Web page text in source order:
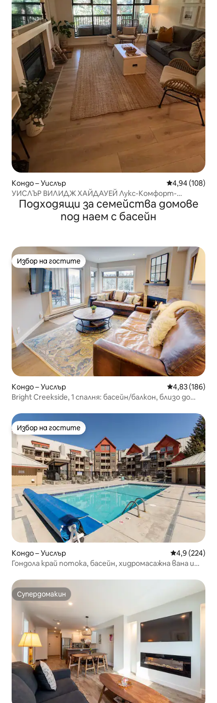
Кондо – Уислър Средна
4,94 (108)
УИСЛЪР ВИЛИДЖ ХАЙДАУЕЙ Лукс-Комфорт-
Локация
Подходящи за семейства домове
под наем с басейн
Избор на гостите
Избор на гостите
Кондо – Уислър Средна
4,83 (186)
Bright Creekside, 1 спалня: басейн/балкон, близо до
Избор на гостите
Избор на гостите
Кондо – Уислър Средна
4,9 (224)
Гондола край потока, басейн, хидромасажна вана и
Супердомакин
Супердомакин